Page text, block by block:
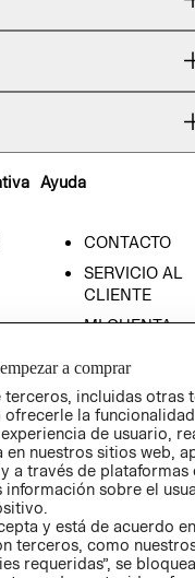
Ayuda
CONTACTO
SERVICIO AL
CLIENTE
MI CUENTA
TIENDAS
- RETIRO EN
TIENDA
TÉRMINOS Y
AVISO DE
PRIVACIDAD
a comprar
incluidas otras
la
de usuario,
nuestros sitios web,
a través de plataformas
sobre el
y está de acuerdo
terceros, como
requeridas”, se